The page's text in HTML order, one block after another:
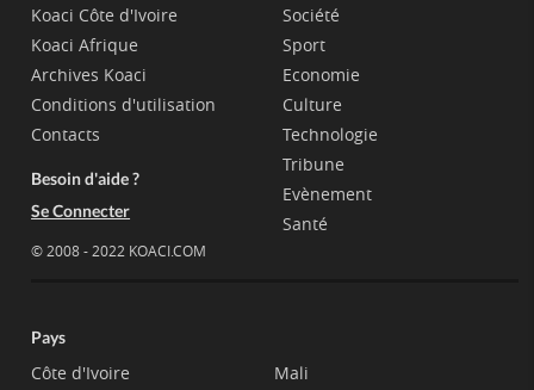
Koaci Côte d'Ivoire
Koaci Afrique
Archives Koaci
Conditions d'utilisation
Contacts
Besoin d'aide ?
Se Connecter
© 2008 - 2022 KOACI.COM
Société
Sport
Economie
Culture
Technologie
Tribune
Evènement
Santé
Pays
Côte d'Ivoire
Mali